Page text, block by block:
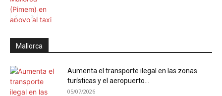
Mallorca
Aumenta el transporte ilegal en las zonas
turísticas y el aeropuerto...
05/07/2026